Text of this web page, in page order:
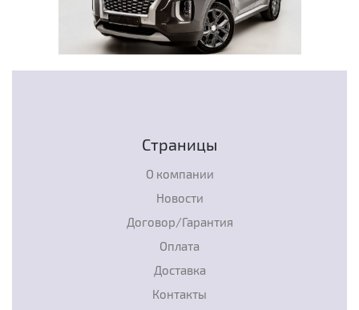
Страницы
О компании
Новости
Договор/Гарантия
Оплата
Доставка
Контакты